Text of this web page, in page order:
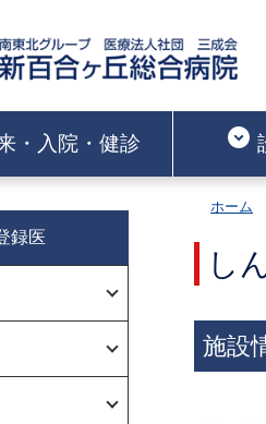
・入院・健診
録医
ホーム
し
施設